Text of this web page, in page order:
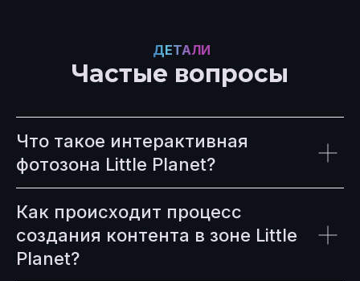
Частые вопросы
ДЕТАЛИ
Что такое интерактивная
фотозона Little Planet?
Как происходит процесс
создания контента в зоне Little
Planet?